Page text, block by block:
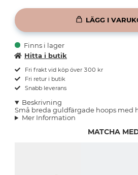
LÄGG I
Finns i lager
Hitta i butik
Fri frakt vid köp över 300 kr
Fri retur i butik
Snabb leverans
Beskrivning
Små breda guldfärgade hoops med
Mer Information
MATCHA